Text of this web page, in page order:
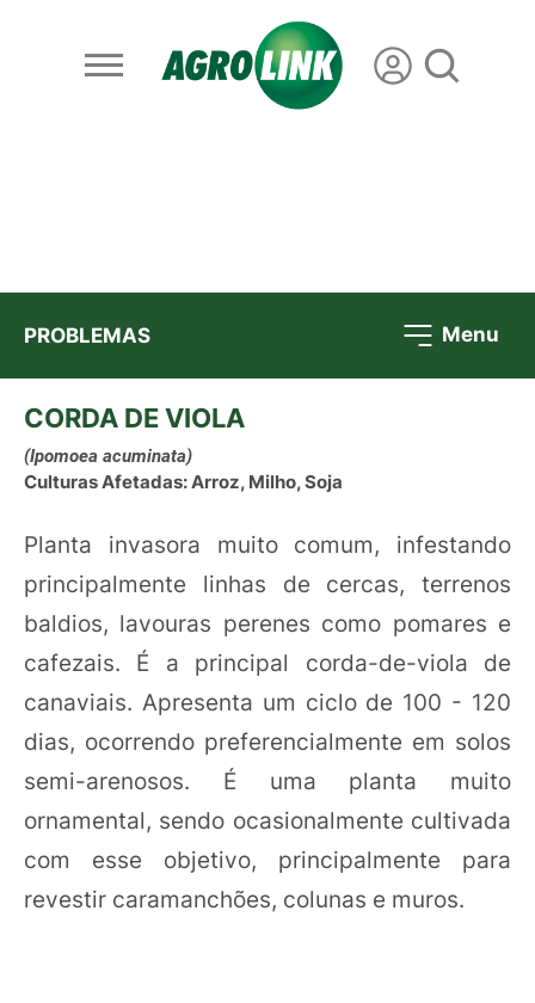
PROBLEMAS Menu
CORDA DE VIOLA
(Ipomoea acuminata)
Culturas Afetadas: Arroz, Milho, Soja
Planta invasora muito comum, infestando
principalmente linhas de cercas, terrenos
baldios, lavouras perenes como pomares e
cafezais. É a principal corda-de-viola de
canaviais. Apresenta um ciclo de 100 - 120
dias, ocorrendo preferencialmente em solos
semi-arenosos. É uma planta muito
ornamental, sendo ocasionalmente cultivada
com esse objetivo, principalmente para
revestir caramanchões, colunas e muros.